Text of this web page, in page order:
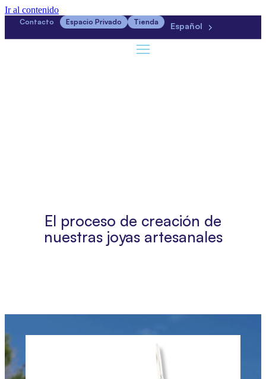
Ir al contenido
Contacto Espacio Privado Tienda Español
El proceso de creación de
nuestras joyas artesanales